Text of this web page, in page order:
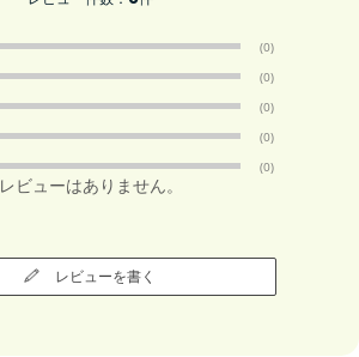
(0)
(0)
(0)
(0)
(0)
レビューはありません。
レビューを書く